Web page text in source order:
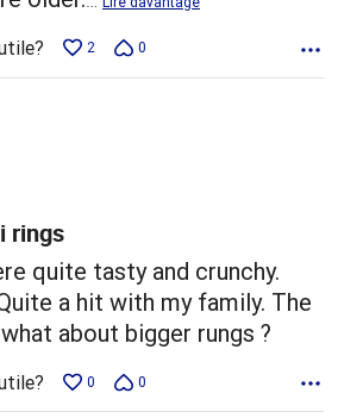
2 0
rings
quite tasty and crunchy.
a hit with my family. The
about bigger rungs ?
0 0